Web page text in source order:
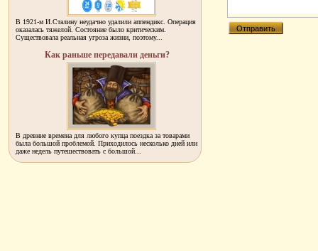
В 1921-м И.Сталину неудачно удалили аппендикс. Операция
оказалась тяжелой. Состояние было критическим.
Существовала реальная угроза жизни, поэтому...
Как раньше передавали деньги?
В древние времена для любого купца поездка за товарами
была большой проблемой. Приходилось несколько дней или
даже недель путешествовать с большой...